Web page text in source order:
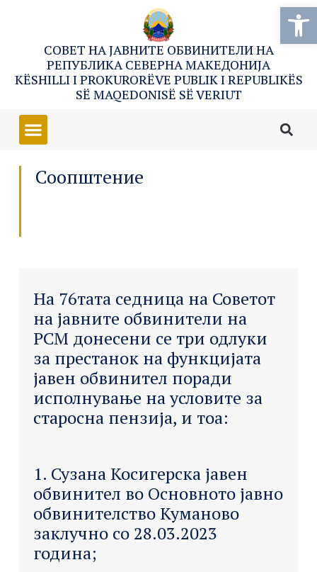
СОВЕТ НА ЈАВНИТЕ ОБВИНИТЕЛИ НА
РЕПУБЛИКА СЕВЕРНА МАКЕДОНИЈА
KËSHILLI I PROKURORËVE PUBLIK I REPUBLIKËS
SË MAQEDONISË SË VERIUT
Соопштение
На 76тата седница на Советот
на јавните обвинители на
РСМ донесени се три одлуки
за престанок на функцијата
јавен обвинител поради
исполнување на условите за
старосна пензија, и тоа:
1. Сузана Косигерска јавен
обвинител во Основното јавно
обвинителство Куманово
заклучно со 28.03.2023
година;